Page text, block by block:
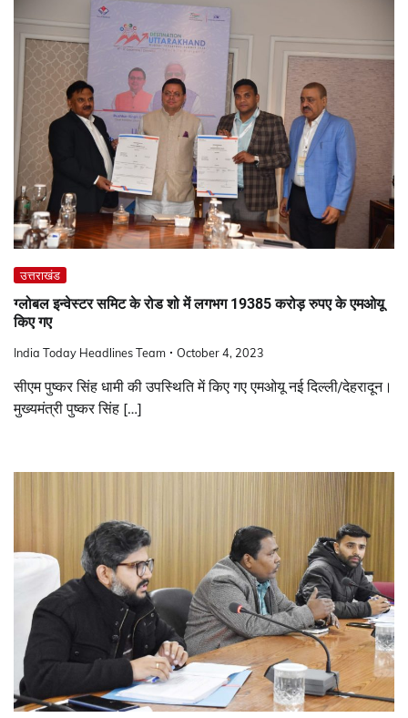
उत्तराखंड
ग्लोबल इन्वेस्टर समिट के रोड शो में लगभग 19385 करोड़ रुपए के एमओयू
किए गए
India Today Headlines Team October 4, 2023
सीएम पुष्कर सिंह धामी की उपस्थिति में किए गए एमओयू नई दिल्ली/देहरादून।
मुख्यमंत्री पुष्कर सिंह […]